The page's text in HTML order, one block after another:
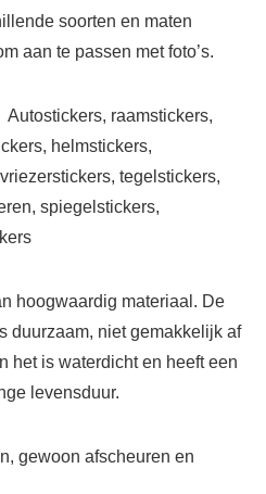
soorten en maten
aan te passen met foto’s.
raamstickers,
helmstickers,
tegelstickers,
spiegelstickers,
hoogwaardig materiaal. De
duurzaam, niet gemakkelijk af
het is waterdicht en heeft een
levensduur.
gewoon afscheuren en